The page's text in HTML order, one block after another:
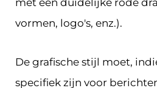
met een duidelijke rode
vormen, logo's, enz.).
De grafische stijl moet,
specifiek zijn voor